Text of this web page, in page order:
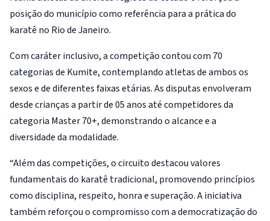
posição do município como referência para a prática do
karatê no Rio de Janeiro.
Com caráter inclusivo, a competição contou com 70
categorias de Kumite, contemplando atletas de ambos os
sexos e de diferentes faixas etárias. As disputas envolveram
desde crianças a partir de 05 anos até competidores da
categoria Master 70+, demonstrando o alcance e a
diversidade da modalidade.
“Além das competições, o circuito destacou valores
fundamentais do karatê tradicional, promovendo princípios
como disciplina, respeito, honra e superação. A iniciativa
também reforçou o compromisso com a democratização do